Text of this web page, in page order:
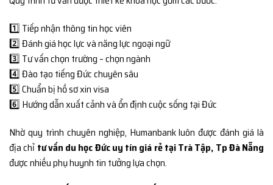
1️⃣ Tiếp nhận thông tin học viên
2️⃣ Đánh giá học lực và năng lực ngoại ngữ
3️⃣ Tư vấn chọn trường – chọn ngành
4️⃣ Đào tạo tiếng Đức chuyên sâu
5️⃣ Chuẩn bị hồ sơ xin visa
6️⃣ Hướng dẫn xuất cảnh và ổn định cuộc sống tại Đức
Nhờ quy trình chuyên nghiệp, Humanbank luôn được đánh giá là
địa chỉ tư vấn du học Đức uy tín giá rẻ tại Trà Tập, Tp Đà Nẵng
được nhiều phụ huynh tin tưởng lựa chọn.